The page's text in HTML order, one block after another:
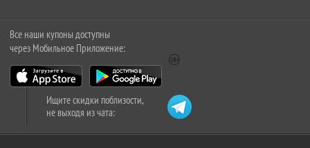
Все наши купоны доступны
через Мобильное Приложение:
Ищите скидки поблизости,
не выходя из чата: